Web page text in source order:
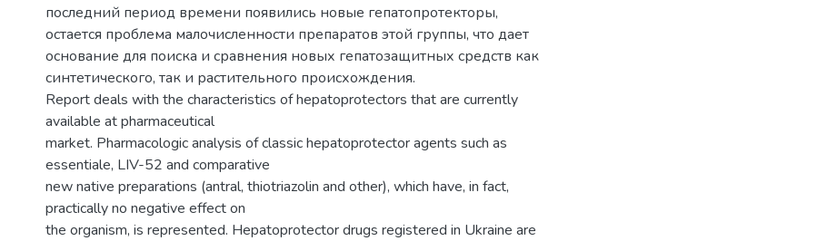
последний период времени появились новые гепатопротекторы,
остается проблема малочисленности препаратов этой группы, что дает
основание для поиска и сравнения новых гепатозащитных средств как
синтетического, так и растительного происхождения.
Report deals with the characteristics of hepatoprotectors that are currently
available at pharmaceutical
market. Pharmacologic analysis of classic hepatoprotector agents such as
essentiale, LIV-52 and comparative
new native preparations (antral, thiotriazolin and other), which have, in fact,
practically no negative effect on
the organism, is represented. Hepatoprotector drugs registered in Ukraine are